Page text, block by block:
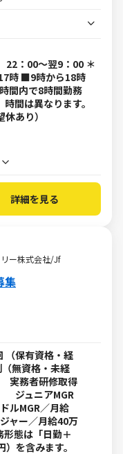
22：00～翌9：00 ＊
時 ■9時から18時
内で8時間勤務
間は異なります。
あり）
詳細を見る
ー株式会社/Jf
集
（保有資格・経
無資格・未経
実務者研修取得
ジュニアMGR
ルMGR／月給
ャー／月給40万
態は「日勤＋
を含みます。